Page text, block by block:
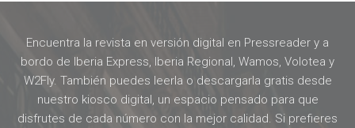
Encuentra la revista en versión digital en Pressreader y a
bordo de Iberia Express, Iberia Regional, Wamos, Volotea y
W2Fly. También puedes leerla o descargarla gratis desde
nuestro kiosco digital, un espacio pensado para que
disfrutes de cada número con la mejor calidad. Si prefieres